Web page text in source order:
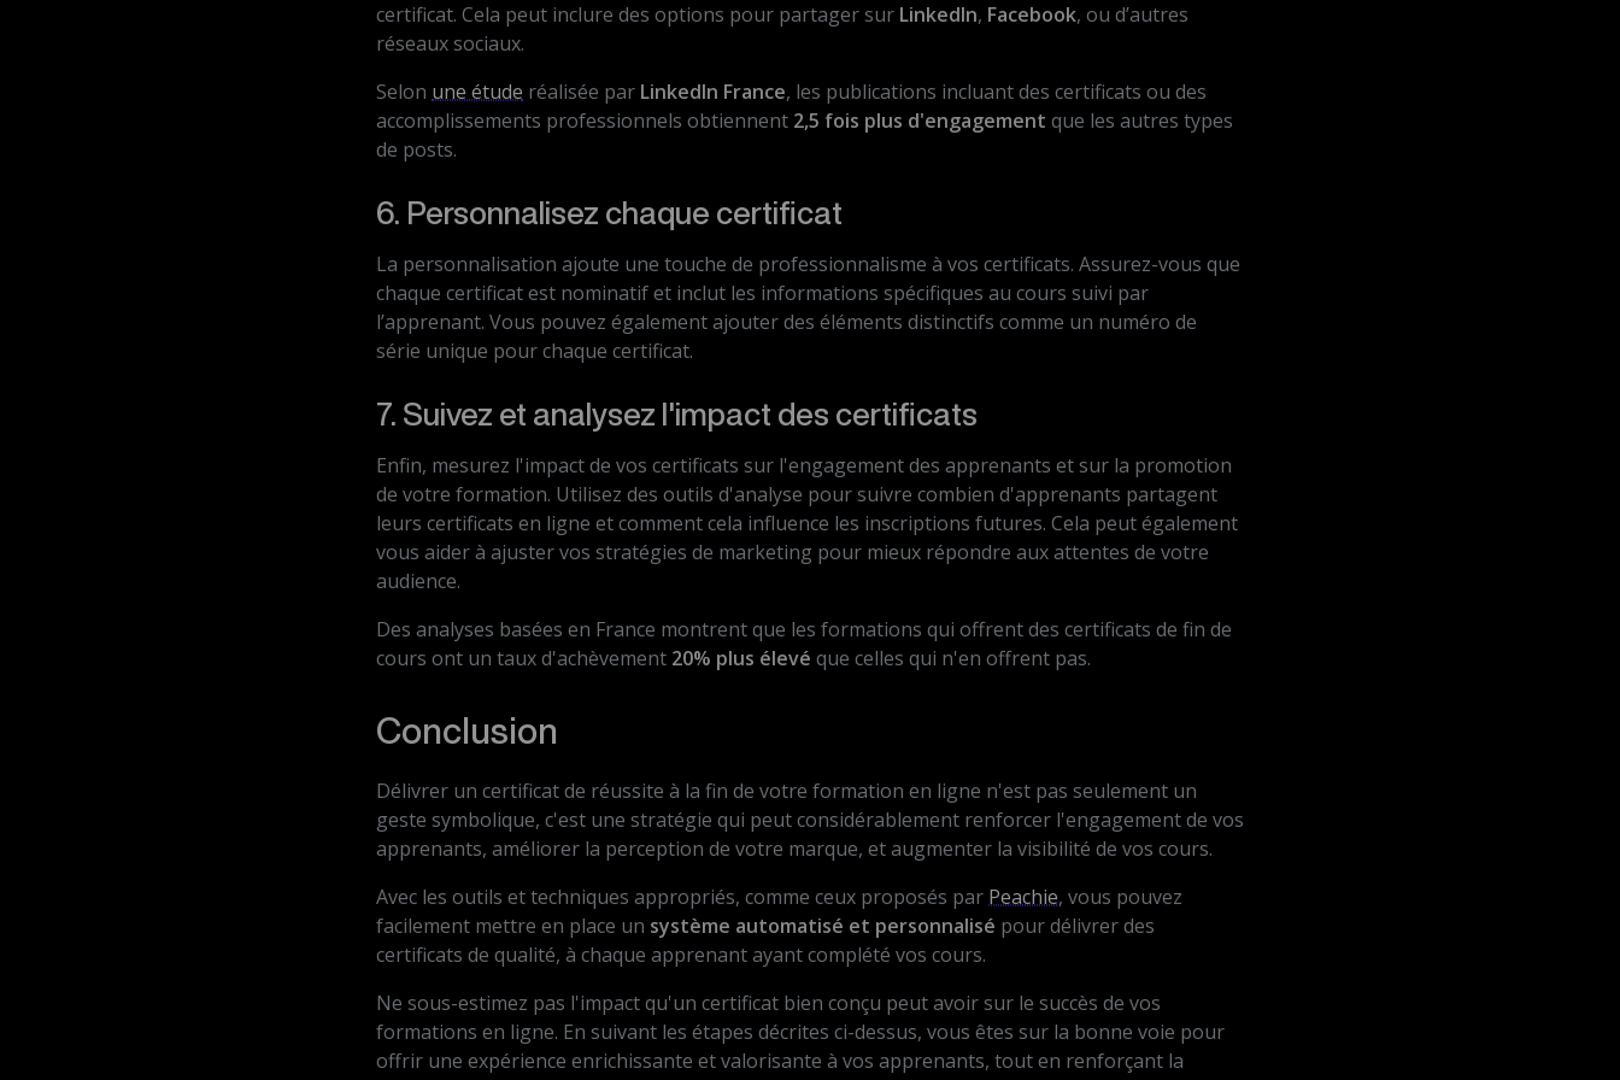
certificat. Cela peut inclure des options pour partager sur LinkedIn, Facebook, ou d’autres
réseaux sociaux.
Selon une étude réalisée par LinkedIn France, les publications incluant des certificats ou des
accomplissements professionnels obtiennent 2,5 fois plus d'engagement que les autres types
de posts.
6. Personnalisez chaque certificat
La personnalisation ajoute une touche de professionnalisme à vos certificats. Assurez-vous que
chaque certificat est nominatif et inclut les informations spécifiques au cours suivi par
l’apprenant. Vous pouvez également ajouter des éléments distinctifs comme un numéro de
série unique pour chaque certificat.
7. Suivez et analysez l'impact des certificats
Enfin, mesurez l'impact de vos certificats sur l'engagement des apprenants et sur la promotion
de votre formation. Utilisez des outils d'analyse pour suivre combien d'apprenants partagent
leurs certificats en ligne et comment cela influence les inscriptions futures. Cela peut également
vous aider à ajuster vos stratégies de marketing pour mieux répondre aux attentes de votre
audience.
Des analyses basées en France montrent que les formations qui offrent des certificats de fin de
cours ont un taux d'achèvement 20% plus élevé que celles qui n'en offrent pas.
Conclusion
Délivrer un certificat de réussite à la fin de votre formation en ligne n'est pas seulement un
geste symbolique, c'est une stratégie qui peut considérablement renforcer l'engagement de vos
apprenants, améliorer la perception de votre marque, et augmenter la visibilité de vos cours.
Avec les outils et techniques appropriés, comme ceux proposés par Peachie, vous pouvez
facilement mettre en place un système automatisé et personnalisé pour délivrer des
certificats de qualité, à chaque apprenant ayant complété vos cours.
Ne sous-estimez pas l'impact qu'un certificat bien conçu peut avoir sur le succès de vos
formations en ligne. En suivant les étapes décrites ci-dessus, vous êtes sur la bonne voie pour
offrir une expérience enrichissante et valorisante à vos apprenants, tout en renforçant la